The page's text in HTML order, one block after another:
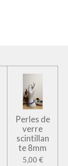
Perles de
verre
scintillan
te 8mm
5,00 €